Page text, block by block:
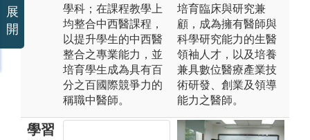
學科；在課程教學上
均整合中西醫課程，
以提升學生的中西醫
整合之專業能力，並
培育學生成為具有百
分之百國際競爭力的
稱職中醫師。
培育臨床與研究兼
顧，成為擁有醫師與
科學研究能力的生醫
領袖人才，以及培養
兼具數位醫療產業技
術研發、創業及領導
能力之醫師。
學習
展
開